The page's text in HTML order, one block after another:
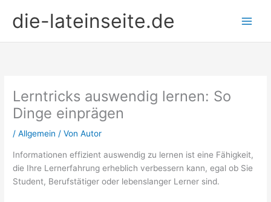
Inhaltdie-lateinseite.de
Lerntricks auswendig lernen: So
Dinge einprägen
/Allgemein / VonAutor
Informationen effizient auswendig zu lernen ist eine Fähigkeit,
die Ihre Lernerfahrung erheblich verbessern kann, egal ob Sie
Student, Berufstätiger oder lebenslanger Lerner sind.